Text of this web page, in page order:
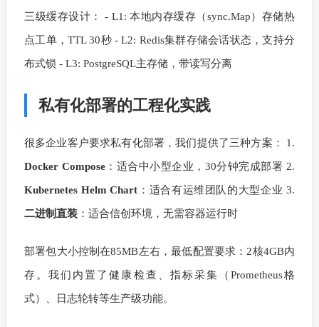
三级缓存设计： - L1: 本地内存缓存（sync.Map）存储热
点工单，TTL 30秒 - L2: Redis集群存储会话状态，支持分
布式锁 - L3: PostgreSQL主存储，带读写分离
私有化部署的工程化实践
很多企业客户要求私有化部署，我们提供了三种方案： 1.
Docker Compose：适合中小型企业，30分钟完成部署 2.
Kubernetes Helm Chart ：适合有运维团队的大型企业 3.
二进制直装 ：适合信创环境，无需容器运行时
部署包大小控制在85MB左右，最低配置要求：2核4GB内
存。我们内置了健康检查、指标采集（Prometheus格
式）、日志轮转等生产级功能。